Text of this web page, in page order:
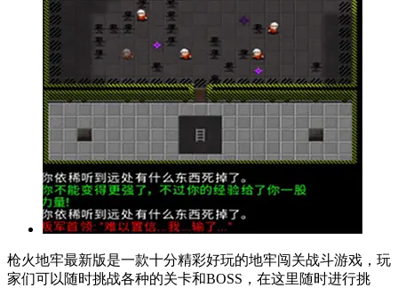
枪火地牢最新版是一款十分精彩好玩的地牢闯关战斗游戏，玩
家们可以随时挑战各种的关卡和BOSS，在这里随时进行挑